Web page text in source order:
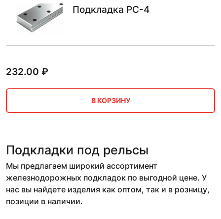
Подкладка РС-4
232.00 ₽
В КОРЗИНУ
Подкладки под рельсы
Мы предлагаем широкий ассортимент
железнодорожных подкладок по выгодной цене. У
нас вы найдете изделия как оптом, так и в розницу,
позиции в наличии.